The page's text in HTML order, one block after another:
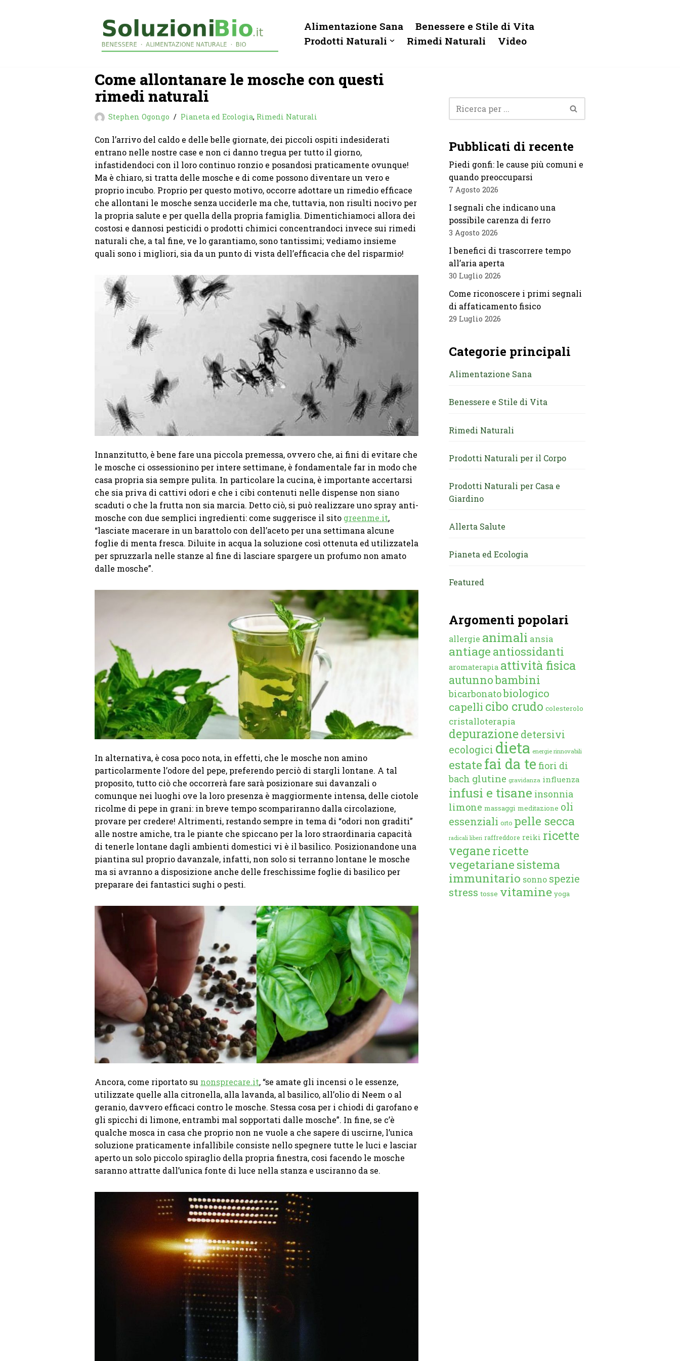
Alimentazione Sana
Benessere e Stile di Vita
Prodotti Naturali
Rimedi Naturali Video
Come allontanare le mosche con questi
rimedi naturali
Stephen Ogongo Pianeta ed Ecologia, Rimedi Naturali
Con l’arrivo del caldo e delle belle giornate, dei piccoli ospiti indesiderati
entrano nelle nostre case e non ci danno tregua per tutto il giorno,
infastidendoci con il loro continuo ronzio e posandosi praticamente ovunque!
Ma è chiaro, si tratta delle mosche e di come possono diventare un vero e
proprio incubo. Proprio per questo motivo, occorre adottare un rimedio efficace
che allontani le mosche senza ucciderle ma che, tuttavia, non risulti nocivo per
la propria salute e per quella della propria famiglia. Dimentichiamoci allora dei
costosi e dannosi pesticidi o prodotti chimici concentrandoci invece sui rimedi
naturali che, a tal fine, ve lo garantiamo, sono tantissimi; vediamo insieme
quali sono i migliori, sia da un punto di vista dell’efficacia che del risparmio!
Innanzitutto, è bene fare una piccola premessa, ovvero che, ai fini di evitare che
le mosche ci ossessionino per intere settimane, è fondamentale far in modo che
casa propria sia sempre pulita. In particolare la cucina, è importante accertarsi
che sia priva di cattivi odori e che i cibi contenuti nelle dispense non siano
scaduti o che la frutta non sia marcia. Detto ciò, si può realizzare uno spray anti-
mosche con due semplici ingredienti: come suggerisce il sito greenme.it,
“lasciate macerare in un barattolo con dell’aceto per una settimana alcune
foglie di menta fresca. Diluite in acqua la soluzione così ottenuta ed utilizzatela
per spruzzarla nelle stanze al fine di lasciare spargere un profumo non amato
dalle mosche”.
In alternativa, è cosa poco nota, in effetti, che le mosche non amino
particolarmente l’odore del pepe, preferendo perciò di stargli lontane. A tal
proposito, tutto ciò che occorrerà fare sarà posizionare sui davanzali o
comunque nei luoghi ove la loro presenza è maggiormente intensa, delle ciotole
ricolme di pepe in grani: in breve tempo scompariranno dalla circolazione,
provare per credere! Altrimenti, restando sempre in tema di “odori non graditi”
alle nostre amiche, tra le piante che spiccano per la loro straordinaria capacità
di tenerle lontane dagli ambienti domestici vi è il basilico. Posizionandone una
piantina sul proprio davanzale, infatti, non solo si terranno lontane le mosche
ma si avranno a disposizione anche delle freschissime foglie di basilico per
preparare dei fantastici sughi o pesti.
Ancora, come riportato su nonsprecare.it, “se amate gli incensi o le essenze,
utilizzate quelle alla citronella, alla lavanda, al basilico, all’olio di Neem o al
geranio, davvero efficaci contro le mosche. Stessa cosa per i chiodi di garofano e
gli spicchi di limone, entrambi mal sopportati dalle mosche”. In fine, se c’è
qualche mosca in casa che proprio non ne vuole a che sapere di uscirne, l’unica
soluzione praticamente infallibile consiste nello spegnere tutte le luci e lasciar
aperto un solo piccolo spiraglio della propria finestra, cosi facendo le mosche
saranno attratte dall’unica fonte di luce nella stanza e usciranno da se.
Pubblicati di recente
Piedi gonfi: le cause più comuni e
quando preoccuparsi
7 Agosto 2026
I segnali che indicano una
possibile carenza di ferro
3 Agosto 2026
I benefici di trascorrere tempo
all’aria aperta
30 Luglio 2026
Come riconoscere i primi segnali
di affaticamento fisico
29 Luglio 2026
Categorie principali
Alimentazione Sana
Benessere e Stile di Vita
Rimedi Naturali
Prodotti Naturali per il Corpo
Prodotti Naturali per Casa e
Giardino
Allerta Salute
Pianeta ed Ecologia
Featured
Argomenti popolari
allergie animali ansia
antiage antiossidanti
aromaterapia attività fisica
autunnobambini
bicarbonatobiologico
capelli cibo crudo colesterolo
cristalloterapia
depurazione detersivi
ecologici dieta energie rinnovabili
estate fai da te fiori di
bach glutine gravidanza influenza
infusi e tisane insonnia
limone massaggi meditazione oli
essenziali orto pelle secca
radicali liberi raffreddore reiki ricette
veganericette
vegetariane sistema
immunitario sonno spezie
stress tosse vitamine yoga